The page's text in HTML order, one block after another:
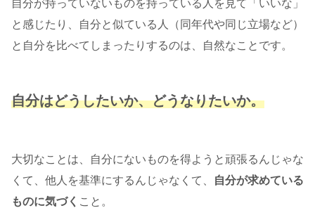
自分が持っていないものを持っている人を見て「いいな」
と感じたり、自分と似ている人（同年代や同じ立場など）
と自分を比べてしまったりするのは、自然なことです。
自分はどうしたいか、どうなりたいか。
大切なことは、自分にないものを得ようと頑張るんじゃな
くて、他人を基準にするんじゃなくて、
自分が求めている
ものに気づく こと。